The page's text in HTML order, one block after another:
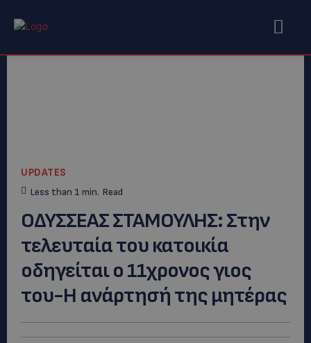
UPDATES
Less than 1 min. Read
ΟΔΥΣΣΕΑΣ ΣΤΑΜΟΥΛΗΣ: Στην
τελευταία του κατοικία
οδηγείται ο 11χρονος γιος
του-Η ανάρτησή της μητέρας